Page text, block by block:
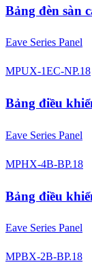
Bảng đèn sàn
Eave Series Panel
MPUX-1EC-NP.18
Bảng điều
Eave Series Panel
MPHX-4B-BP.18
Bảng điều
Eave Series Panel
MPBX-2B-BP.18